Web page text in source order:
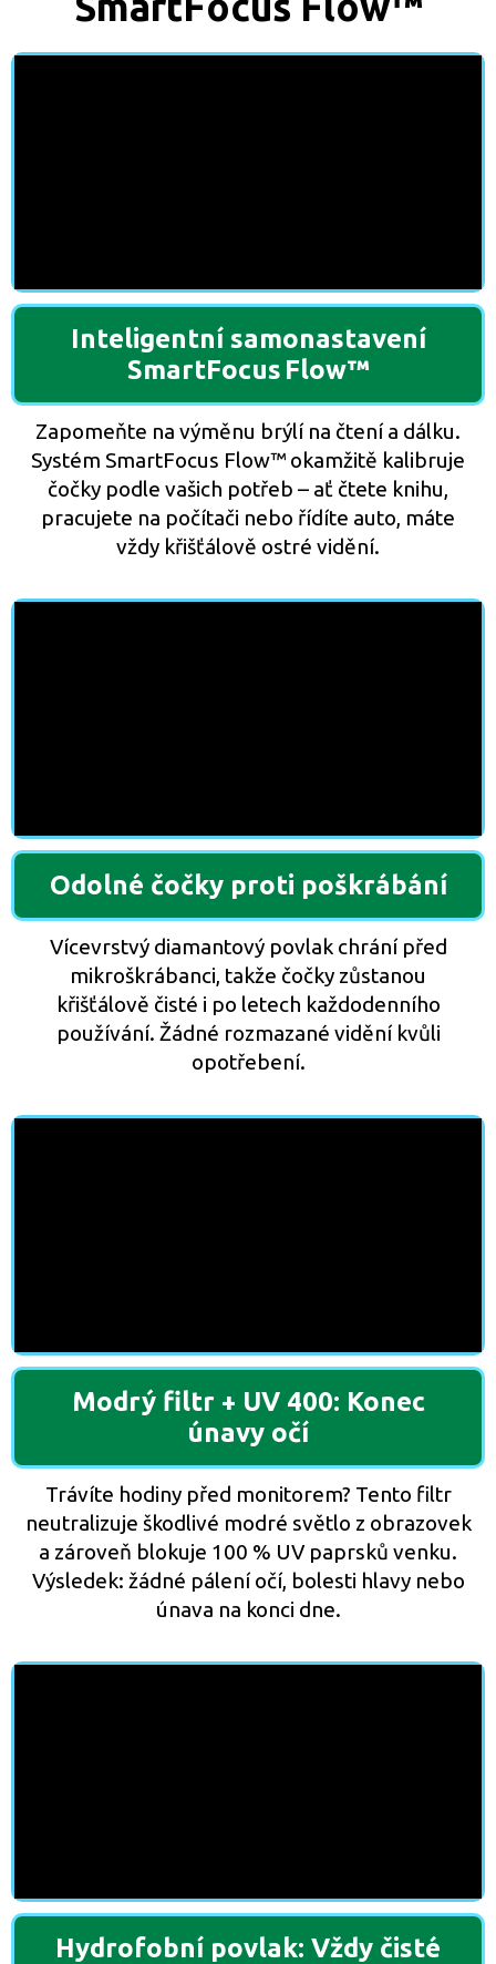
Inteligentní samonastavení
SmartFocus Flow™
Zapomeňte na výměnu brýlí na čtení a dálku.
Systém SmartFocus Flow™ okamžitě kalibruje
čočky podle vašich potřeb – ať čtete knihu,
pracujete na počítači nebo řídíte auto, máte
vždy křišťálově ostré vidění.
Odolné čočky proti poškrábání
Vícevrstvý diamantový povlak chrání před
mikroškrábanci, takže čočky zůstanou
křišťálově čisté i po letech každodenního
používání. Žádné rozmazané vidění kvůli
opotřebení.
Modrý filtr + UV 400: Konec
únavy očí
Trávíte hodiny před monitorem? Tento filtr
neutralizuje škodlivé modré světlo z obrazovek
a zároveň blokuje 100 % UV paprsků venku.
Výsledek: žádné pálení očí, bolesti hlavy nebo
únava na konci dne.
Hydrofobní povlak: Vždy čisté